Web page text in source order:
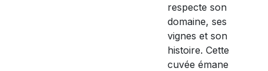
respecte son
domaine, ses
vignes et son
histoire. Cette
cuvée émane